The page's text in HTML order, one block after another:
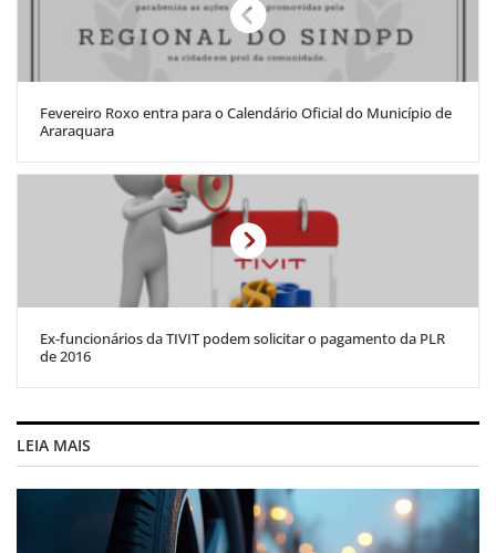
Fevereiro Roxo entra para o Calendário Oficial do Município de
Araraquara
Ex-funcionários da TIVIT podem solicitar o pagamento da PLR
de 2016
LEIA MAIS